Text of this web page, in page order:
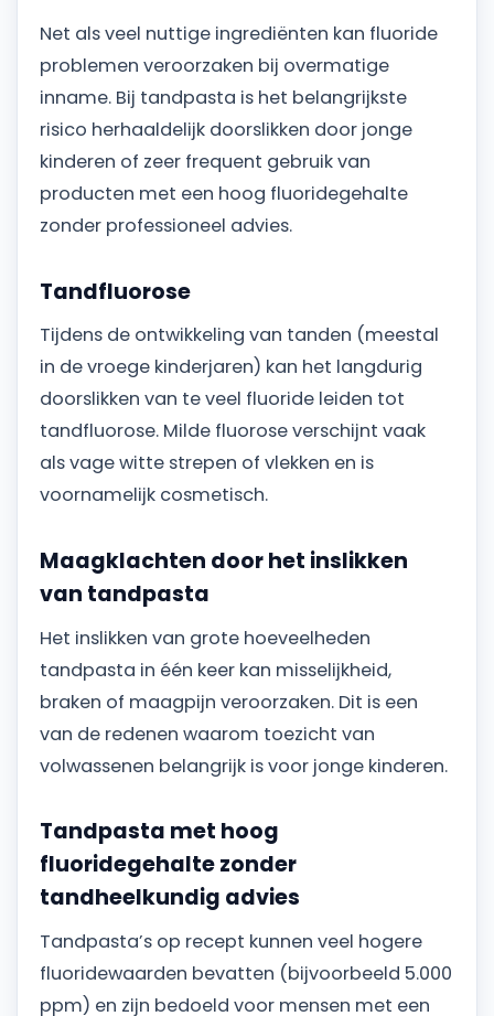
Net als veel nuttige ingrediënten kan fluoride
problemen veroorzaken bij overmatige
inname. Bij tandpasta is het belangrijkste
risico herhaaldelijk doorslikken door jonge
kinderen of zeer frequent gebruik van
producten met een hoog fluoridegehalte
zonder professioneel advies.
Tandfluorose
Tijdens de ontwikkeling van tanden (meestal
in de vroege kinderjaren) kan het langdurig
doorslikken van te veel fluoride leiden tot
tandfluorose. Milde fluorose verschijnt vaak
als vage witte strepen of vlekken en is
voornamelijk cosmetisch.
Maagklachten door het inslikken
van tandpasta
Het inslikken van grote hoeveelheden
tandpasta in één keer kan misselijkheid,
braken of maagpijn veroorzaken. Dit is een
van de redenen waarom toezicht van
volwassenen belangrijk is voor jonge kinderen.
Tandpasta met hoog
fluoridegehalte zonder
tandheelkundig advies
Tandpasta’s op recept kunnen veel hogere
fluoridewaarden bevatten (bijvoorbeeld 5.000
ppm) en zijn bedoeld voor mensen met een